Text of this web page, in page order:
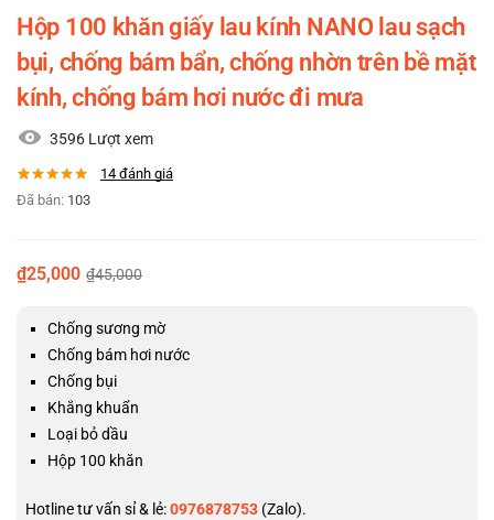
Hộp 100 khăn giấy lau kính NANO lau sạch
bụi, chống bám bẩn, chống nhờn trên bề mặt
kính, chống bám hơi nước đi mưa
3596 Lượt xem
5.00 trên 5
dựa trên
14
14 đánh giá
Đã bán: 103
₫25,000 ₫45,000
Chống sương mờ
Chống bám hơi nước
Chống bụi
Khắng khuẩn
Loại bỏ dầu
Hộp 100 khăn
Hotline tư vấn sỉ & lẻ:0976878753 (Zalo).